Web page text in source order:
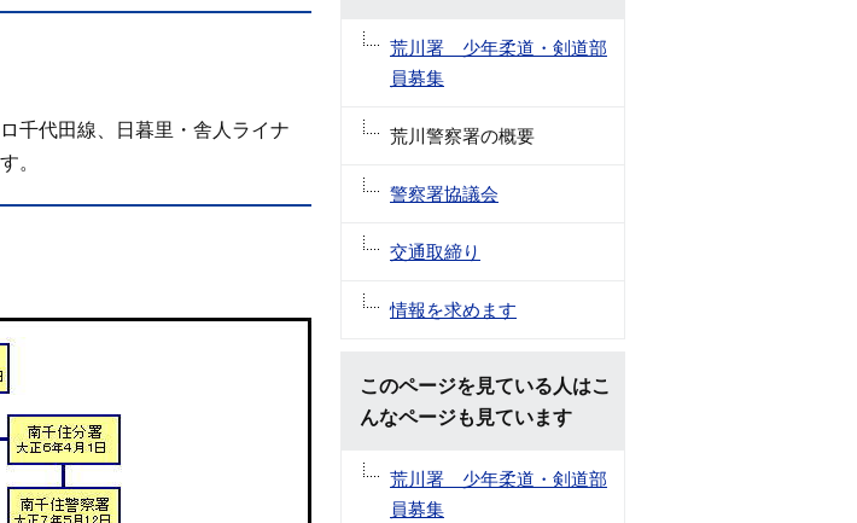
千代田線、日暮里・舎人ライナ
。
荒川署 少年柔道・剣道部
員募集
荒川警察署の概要
警察署協議会
交通取締り
情報を求めます
このページを見ている人はこ
んなページも見ています
荒川署 少年柔道・剣道部
員募集